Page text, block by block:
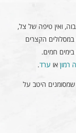
ואין טיפה של צל,
הקצרים
חמים.
רמון או ערד.
שמסומנים היטב על